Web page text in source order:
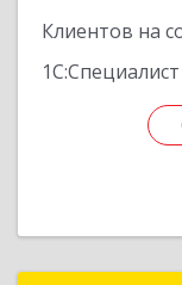
Клиентов на
1С:Специалист